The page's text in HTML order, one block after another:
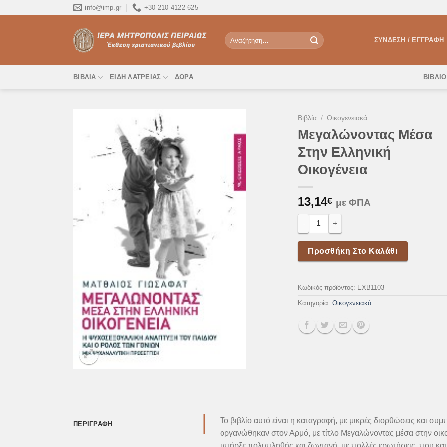
to
info@imp.gr +30 210 4122 625
Αναζήτηση
για:
ΣΎΝΔΕΣΗ / ΕΓΓΡΑΦΉ
ΒΙΒΛΊΑ ΕΊΔΗ ΛΑΤΡΕΊΑΣ ΔΏΡΑ
Προσθήκη
Επιθυμιών
Βιβλία / Οικογενειακά
Μεγαλώνοντας Μέσα
Στην Ελληνική
Οικογένεια
13,14€ με ΦΠΑ
Μεγαλώνοντας Μέσα Στην Ελληνική
Προσθήκη Στο Καλάθι
Κωδικός προϊόντος: EXB1103
Κατηγορία: Οικογενειακά
ΠΕΡΙΓΡΑΦΉ
Το βιβλίο αυτό είναι η καταγραφή, με μικρές διορθώσεις και
οργανώθηκαν στον Αρμό, με τίτλο Μεγαλώνοντας μέσα στην